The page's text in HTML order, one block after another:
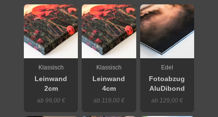
Klassisch
Leinwand
2cm
ab 99,00 €
Klassisch
Leinwand
4cm
ab 119,00 €
Edel
Fotoabzug
AluDibond
ab 129,00 €